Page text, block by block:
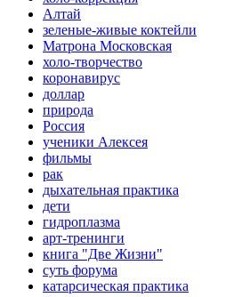
Алтай
зеленые-живые коктейли
Матрона Московская
холо-творчество
коронавирус
доллар
природа
Россия
ученики Алексея
фильмы
рак
дыхательная практика
дети
гидроплазма
арт-тренинги
книга "Две Жизни"
суть форума
катарсическая практика